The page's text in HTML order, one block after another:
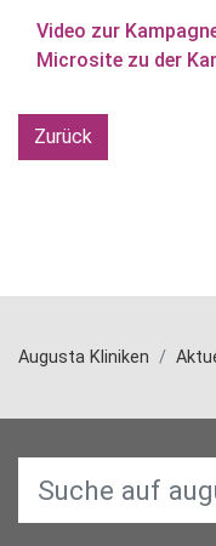
Video zur
Microsite zu der
Zurück
Augusta Kliniken